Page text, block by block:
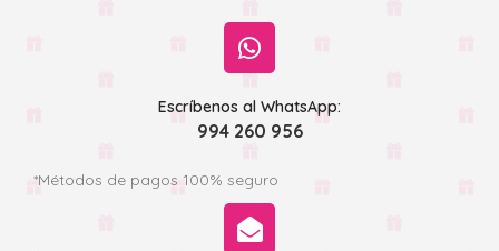
Escríbenos al WhatsApp:
994 260 956
*Métodos de pagos 100% seguro